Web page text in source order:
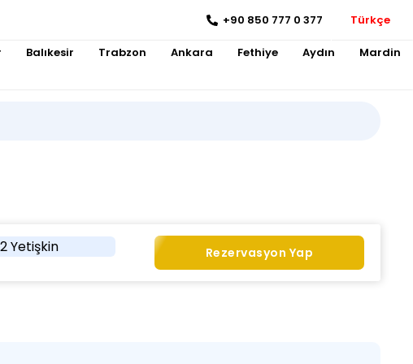
+90 850 777 0 377 Türkçe
Balıkesir Trabzon Ankara Fethiye Aydın Mardin
2 Yetişkin Rezervasyon Yap